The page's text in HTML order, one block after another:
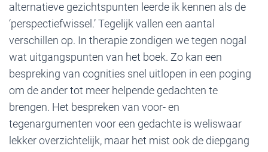
alternatieve gezichtspunten leerde ik kennen als de
‘perspectiefwissel.’ Tegelijk vallen een aantal
verschillen op. In therapie zondigen we tegen nogal
wat uitgangspunten van het boek. Zo kan een
bespreking van cognities snel uitlopen in een poging
om de ander tot meer helpende gedachten te
brengen. Het bespreken van voor- en
tegenargumenten voor een gedachte is weliswaar
lekker overzichtelijk, maar het mist ook de diepgang